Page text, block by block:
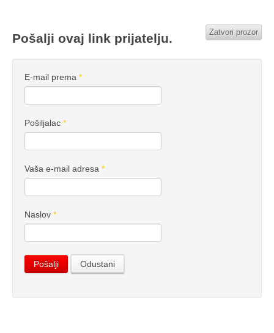
Pošalji ovaj link prijatelju. Zatvori prozor
E-mail prema *
Pošiljalac *
Vaša e-mail adresa *
Naslov *
Pošalji Odustani